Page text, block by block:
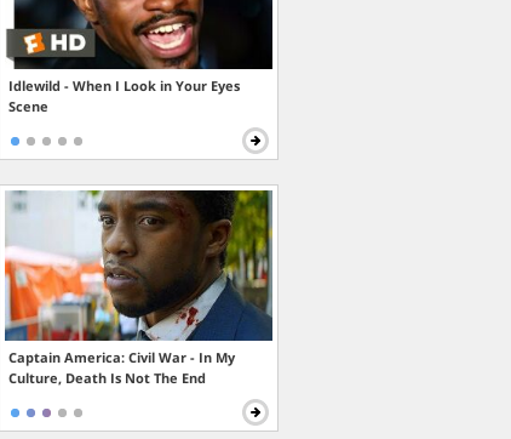
Idlewild - When I Look in Your Eyes
Scene
Captain America: Civil War - In My
Culture, Death Is Not The End